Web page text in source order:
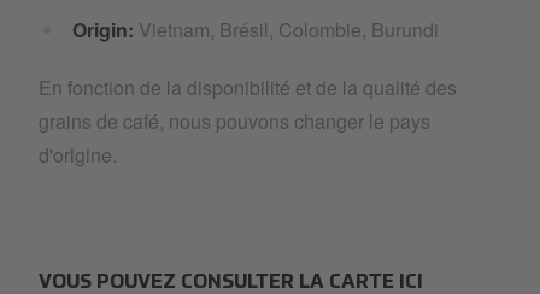
Origin: Vietnam, Brésil, Colombie, Burundi
En fonction de la disponibilité et de la qualité des
grains de café, nous pouvons changer le pays
d'origine.
VOUS POUVEZ CONSULTER LA CARTE ICI